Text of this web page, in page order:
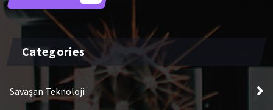
Categories
Savaşan Teknoloji